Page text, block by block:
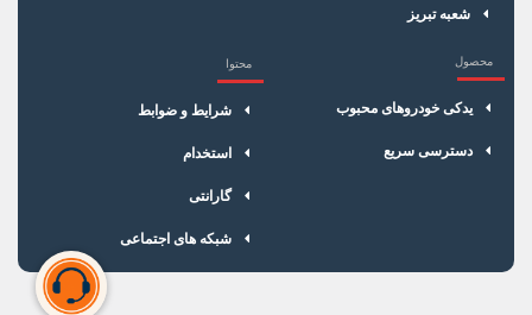
شعبه تبریز
محصول
یدکی خودروهای محبوب
دسترسی سریع
محتوا
شرایط و ضوابط
استخدام
گارانتی
شبکه های اجتماعی